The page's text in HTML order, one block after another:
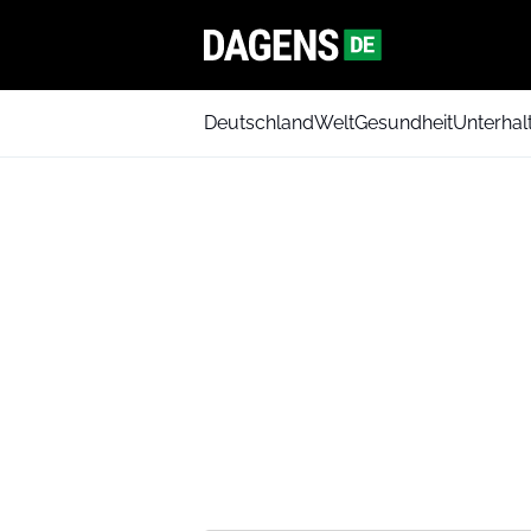
DeutschlandWeltGesundheit